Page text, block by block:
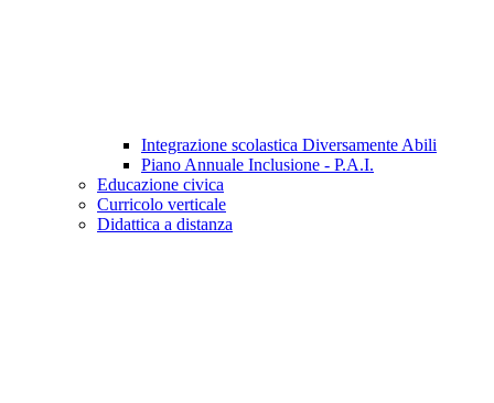
Integrazione scolastica Diversamente Abili
Piano Annuale Inclusione - P.A.I.
Educazione civica
Curricolo verticale
Didattica a distanza